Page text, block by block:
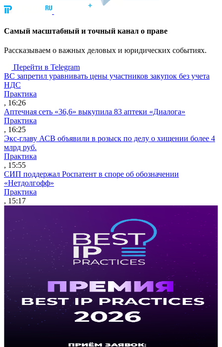
Cамый масштабный и точный канал о праве
Рассказываем о важных деловых и юридических событиях.
Перейти в Telegram
ВС запретил уравнивать цены участников закупок без учета
НДС
Практика
, 16:26
Аптечная сеть «36,6» выкупила 83 аптеки «Диалога»
Практика
, 16:25
Экс-главу АСВ объявили в розыск по делу о хищении более 4
млрд руб.
Практика
, 15:55
СИП поддержал Роспатент в споре об обозначении
«Нетдолгофф»
Практика
, 15:17